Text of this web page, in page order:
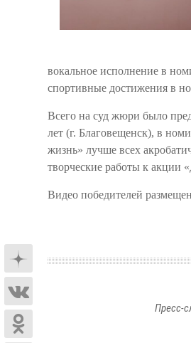
вокальное исполнение в
спортивные достижения в
Всего на суд жюри было
лет (г. Благовещенск), в
жизнь» лучше всех
творческие работы к акции
Видео победителей
Пресс-